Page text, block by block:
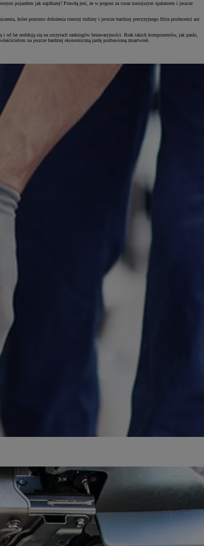
pojazdem jak najdłużej? Prawdą jest, że w pogoni za coraz mniejszym spalaniem i jeszcze
które pomimo dołożenia trzeciej turbiny i jeszcze bardziej precyzyjnego filtra producenci aut
lat meldują się na szczytach rankingów bezawaryjności. Brak takich komponentów, jak paski,
na jeszcze bardziej ekonomiczną jazdę pozbawioną zmartwień.